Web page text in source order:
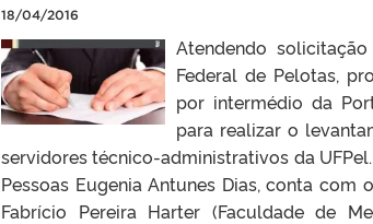
18/04/2016
Atendendo
Federal de Pelotas,
por intermédio da
para realizar o
servidores técnico-administrativos da
Pessoas Eugenia Antunes Dias, conta
Fabrício Pereira Harter (Faculdade de